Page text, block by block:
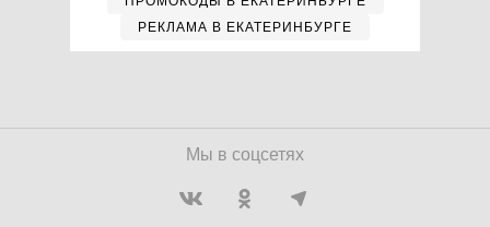
РЕКЛАМА В ЕКАТЕРИНБУРГЕ
Мы в соцсетях